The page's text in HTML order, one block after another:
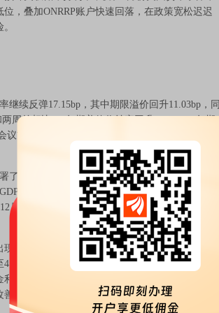
，叠加ONRRP账户快速回落，在政策宽松迟迟
续反弹17.15bp，其中期限溢价回升11.03bp，同
周前相比，2年期美债收益率回升8.0bp，30年期
前，GDP数据的改善推动市场继续修正对于经
短期支出法案，将联邦资金截止日期延长至3月
的9%。1月中旬美债发行久期降低，2年594.6亿
月赤字1293.6亿美元的带动下，12个月累计赤字
幅回升，截止1月23日投机者、杠杆基金、资
万手，显示出利率市场空头短期不再撤离、
率期货市场的净空头持仓继续减持至5.57万手，
。